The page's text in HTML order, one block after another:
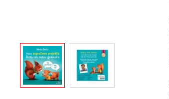
View larger imageView larger image